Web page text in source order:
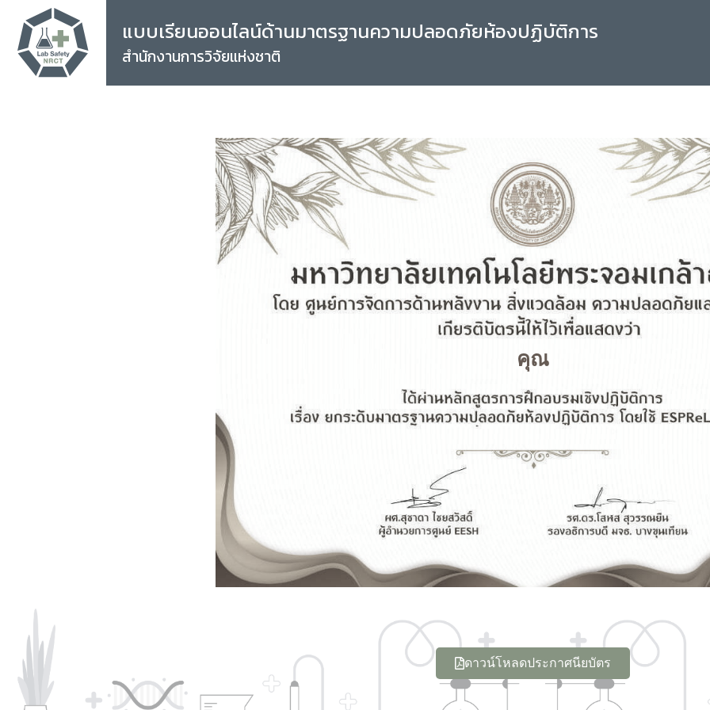
แบบเรียนออนไลน์ด้านมาตรฐานความปลอดภัยห้องปฏิบัติการ
สำนักงานการวิจัยแห่งชาติ
คุณ
ดาวน์โหลดประกาศนียบัตร